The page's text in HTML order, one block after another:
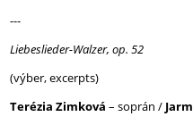
---
Liebeslieder-Walzer, op. 52
(výber, excerpts)
Terézia Zimková – soprán /